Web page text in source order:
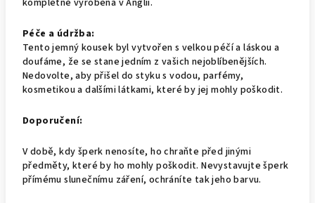
kompletně vyrobena v Anglii.
Péče a údržba:
Tento jemný kousek byl vytvořen s velkou péčí a láskou a
doufáme, že se stane jedním z vašich nejoblíbenějších.
Nedovolte, aby přišel do styku s vodou, parfémy,
kosmetikou a dalšími látkami, které by jej mohly poškodit.
Doporučení:
V době, kdy šperk nenosíte, ho chraňte před jinými
předměty, které by ho mohly poškodit. Nevystavujte šperk
přímému slunečnímu záření, ochráníte tak jeho barvu.